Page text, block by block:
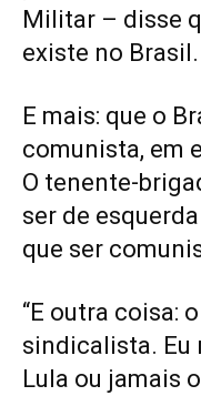
Militar – disse
existe no Brasil.
E mais: que o
comunista, em
O tenente-
ser de
que ser
“E outra coisa:
sindicalista. Eu
Lula ou jamais